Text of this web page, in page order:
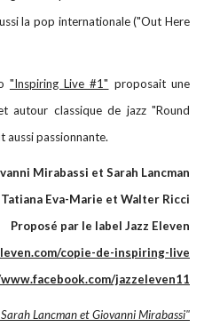
la pop internationale ("Out Here
"Inspiring Live #1" proposait une
autour classique de jazz "Round
aussi passionnante.
Mirabassi et Sarah Lancman
Eva-Marie et Walter Ricci
Proposé par le label Jazz Eleven
copie-de-inspiring-live
jazzeleven11
Lancman et Giovanni Mirabassi"